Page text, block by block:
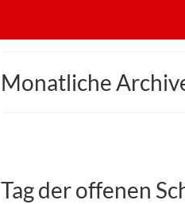
Monatliche
Tag der offenen